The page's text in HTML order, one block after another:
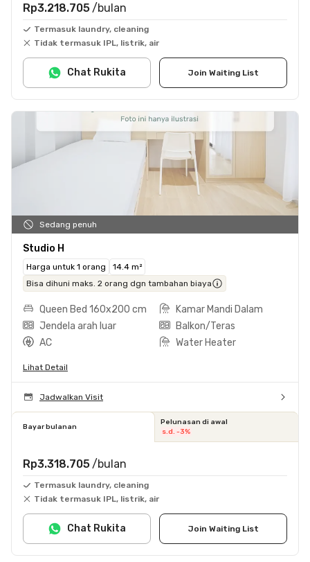
Rp3.218.705 /bulan
Termasuk laundry, cleaning
Tidak termasuk IPL, listrik, air
Join Waiting List
Chat Rukita
Sedang penuh
Studio H
Harga untuk 1 orang
14.4 m²
Bisa dihuni maks. 2 orang dgn tambahan biaya
Queen Bed 160x200 cm
Kamar Mandi Dalam
Jendela arah luar
Balkon/Teras
AC
Water Heater
Lihat Detail
Jadwalkan Visit
Bayar bulanan
Pelunasan di awal
s.d. -3%
Rp3.318.705 /bulan
Termasuk laundry, cleaning
Tidak termasuk IPL, listrik, air
Join Waiting List
Chat Rukita